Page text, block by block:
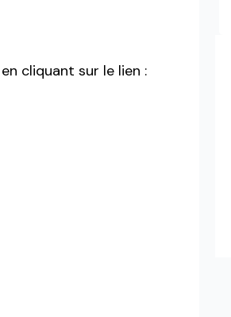
cliquant sur le lien :